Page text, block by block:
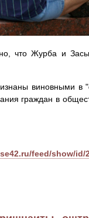
что Журба и
виновными в
граждан в
feed/show/id/